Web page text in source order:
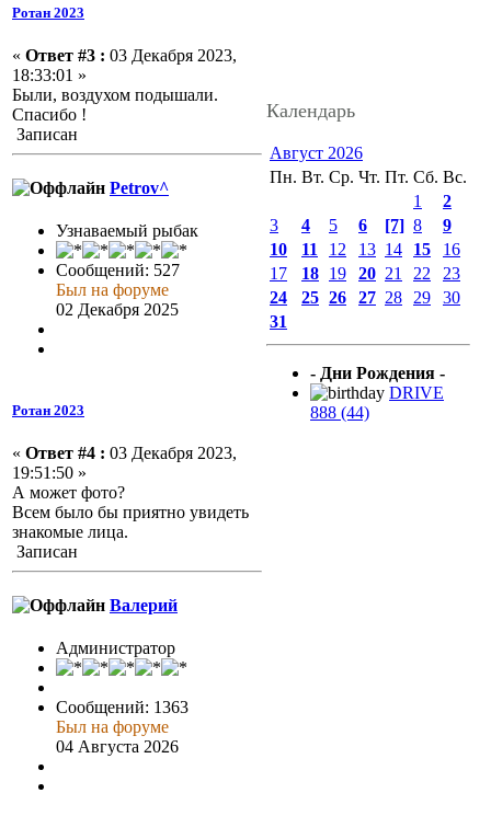
Ротан 2023
« Ответ #3 : 03 Декабря 2023,
18:33:01 »
Были, воздухом подышали.
Спасибо !
Записан
Petrov^
Узнаваемый рыбак
Сообщений: 527
Был на форуме
02 Декабря 2025
Ротан 2023
« Ответ #4 : 03 Декабря 2023,
19:51:50 »
А может фото?
Всем было бы приятно увидеть
знакомые лица.
Записан
Валерий
Администратор
Сообщений: 1363
Был на форуме
04 Августа 2026
Календарь
Август 2026
Пн. Вт. Ср. Чт. Пт. Сб. Вс.
1
2
3
4 5 6 [7] 8
9
10
11 12 13 14 15
16
17
18 19 20 21 22
23
24
25 26 27 28 29
30
31
- Дни Рождения -
DRIVE
888 (44)